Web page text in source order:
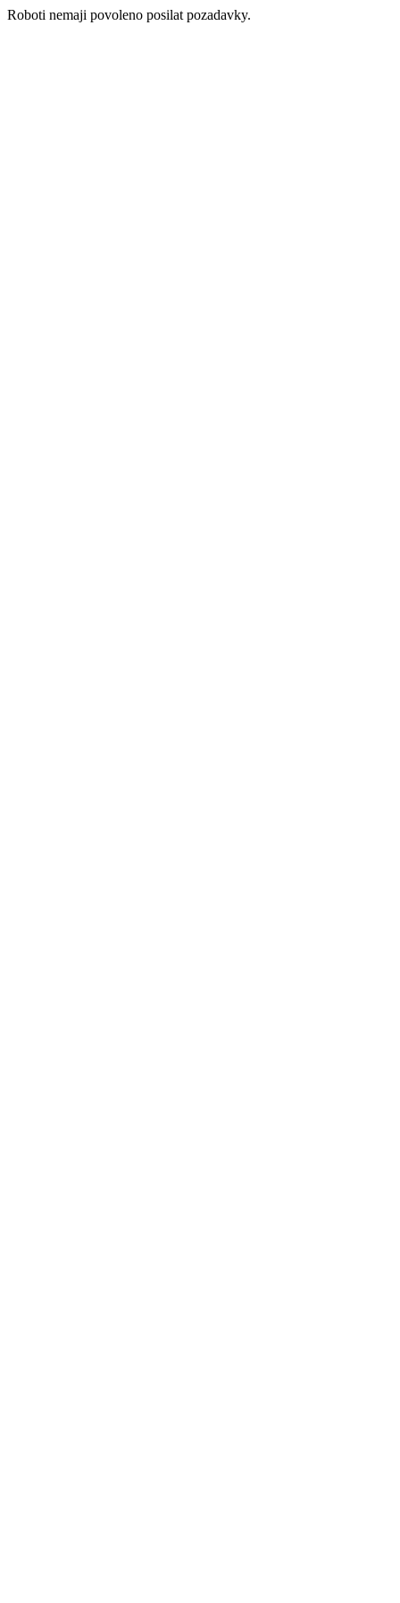
Roboti nemaji povoleno posilat pozadavky.